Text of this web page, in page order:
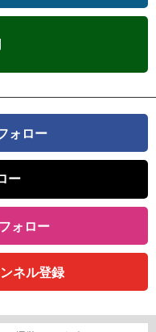
ォロー
ー
ォロー
ネル登録